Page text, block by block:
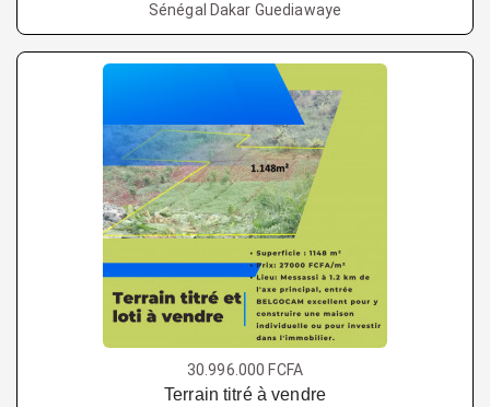
Sénégal Dakar Guediawaye
30.996.000 FCFA
Terrain titré à vendre